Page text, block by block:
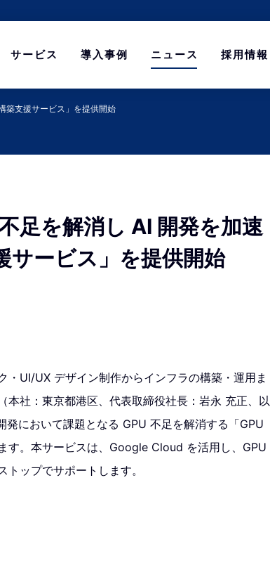
サービス 導入事例 ニュース 採用情報
築支援サービス」を提供開始
足を解消し AI 開発を加速
サービス」を提供開始
UI/UX デザイン制作からインフラの構築・運用ま
本社：東京都港区、代表取締役社長：岩永 充正、以
において課題となる GPU 不足を解消する「GPU
す。本サービスは、Google Cloud を活用し、GPU
ップでサポートします。